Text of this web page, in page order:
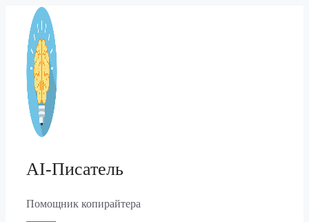
Перейти
содержимому
AI-Писатель
Помощник копирайтера